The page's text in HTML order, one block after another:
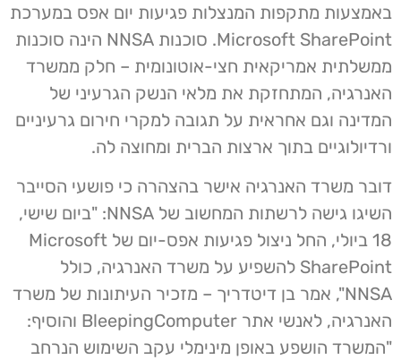
באמצעות מתקפות המנצלות פגיעות יום אפס במערכת
Microsoft SharePoint. סוכנות NNSA הינה סוכנות
ממשלתית אמריקאית חצי-אוטונומית – חלק ממשרד
האנרגיה, המתחזקת את מלאי הנשק הגרעיני של
המדינה וגם אחראית על תגובה למקרי חירום גרעיניים
ורדיולוגיים בתוך ארצות הברית ומחוצה לה.
דובר משרד האנרגיה אישר בהצהרה כי פושעי הסייבר
השיגו גישה לרשתות המחשוב של NNSA: "ביום שישי,
18 ביולי, החל ניצול פגיעות אפס-יום של Microsoft
SharePoint להשפיע על משרד האנרגיה, כולל
NNSA", אמר בן דיטדריך – מזכיר העיתונות של משרד
האנרגיה, לאנשי אתר BleepingComputer והוסיף:
"המשרד הושפע באופן מינימלי עקב השימוש הנרחב